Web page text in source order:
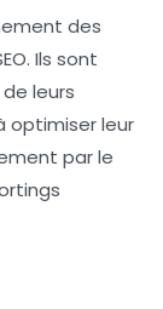
des
Ils sont
leurs
optimiser leur
par le